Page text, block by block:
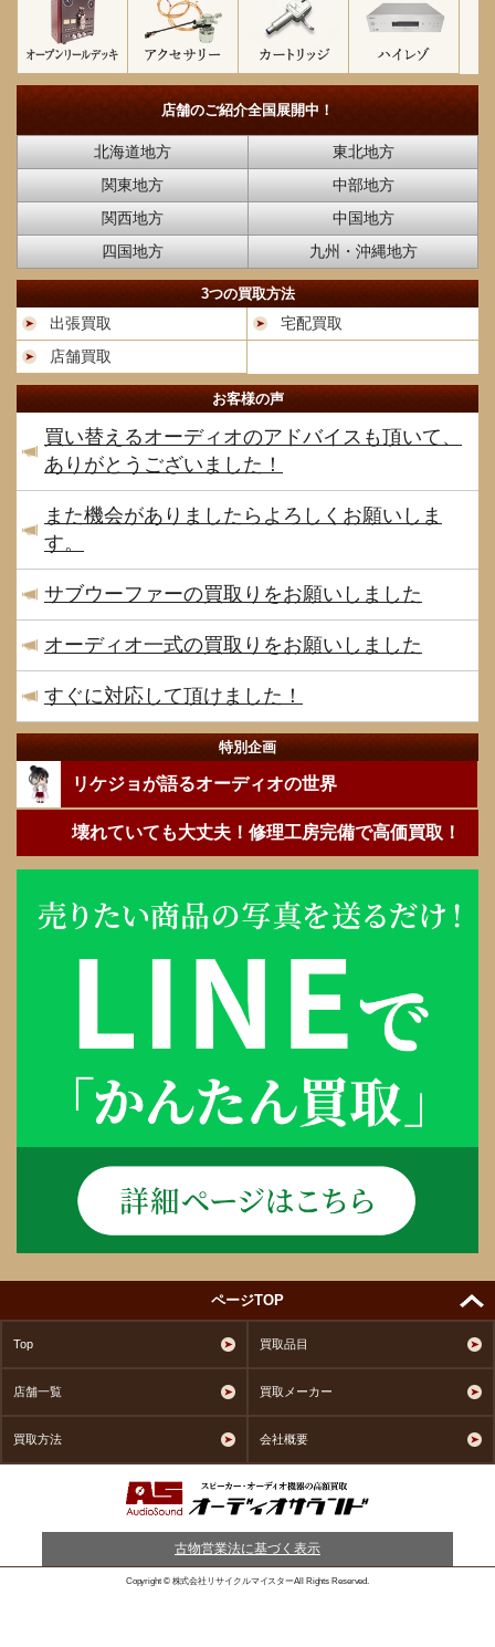
店舗のご紹介全国展開中！
北海道地方
東北地方
関東地方
中部地方
関西地方
中国地方
四国地方
九州・沖縄地方
3つの買取方法
出張買取
宅配買取
店舗買取
お客様の声
買い替えるオーディオのアドバイスも頂いて、
ありがとうございました！
また機会がありましたらよろしくお願いしま
す。
サブウーファーの買取りをお願いしました
オーディオ一式の買取りをお願いしました
すぐに対応して頂けました！
特別企画
リケジョが語るオーディオの世界
壊れていても大丈夫！修理工房完備で高価買取！
ページTOP
Top 買取品目
店舗一覧 買取メーカー
買取方法 会社概要
古物営業法に基づく表示
Copyright © 株式会社リサイクルマイスターAll Rights Reserved.